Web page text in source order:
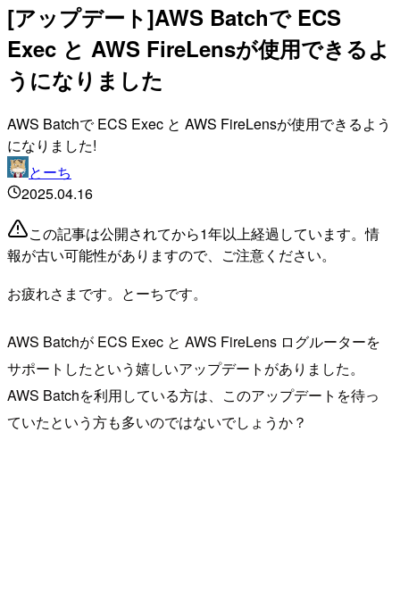
[アップデート]AWS Batchで ECS
Exec と AWS FireLensが使用できるよ
うになりました
AWS Batchで ECS Exec と AWS FireLensが使用できるよう
になりました!
とーち
2025.04.16
この記事は公開されてから1年以上経過しています。情
報が古い可能性がありますので、ご注意ください。
お疲れさまです。とーちです。
AWS Batchが ECS Exec と AWS FireLens ログルーターを
サポートしたという嬉しいアップデートがありました。
AWS Batchを利用している方は、このアップデートを待っ
ていたという方も多いのではないでしょうか？